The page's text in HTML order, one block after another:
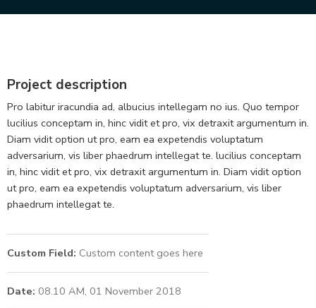
Project description
Pro labitur iracundia ad, albucius intellegam no ius. Quo tempor
lucilius conceptam in, hinc vidit et pro, vix detraxit argumentum in.
Diam vidit option ut pro, eam ea expetendis voluptatum
adversarium, vis liber phaedrum intellegat te. lucilius conceptam
in, hinc vidit et pro, vix detraxit argumentum in. Diam vidit option
ut pro, eam ea expetendis voluptatum adversarium, vis liber
phaedrum intellegat te.
Custom Field: Custom content goes here
Date: 08.10 AM, 01 November 2018